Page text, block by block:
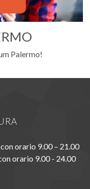
Palermo!
orario 9.00 – 21.00
orario 9.00 - 24.00